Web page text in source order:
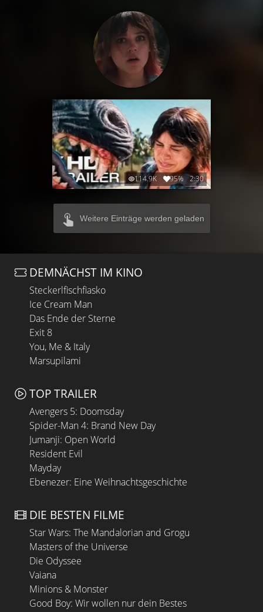
114.9K 95% 2:30
Weitere Einträge werden geladen
DEMNÄCHST IM KINO
Steckerlfischfiasko
Ice Cream Man
Das Ende der Sterne
Exit 8
You, Me & Italy
Marsupilami
TOP TRAILER
Avengers 5: Doomsday
Spider-Man 4: Brand New Day
Jumanji: Open World
Resident Evil
Mayday
Ebenezer: Eine Weihnachtsgeschichte
DIE BESTEN FILME
Star Wars: The Mandalorian and Grogu
Masters of the Universe
Die Odyssee
Vaiana
Minions & Monster
Good Boy: Wir wollen nur dein Bestes